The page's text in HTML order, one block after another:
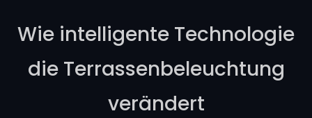
Wie intelligente Technologie
die Terrassenbeleuchtung
verändert